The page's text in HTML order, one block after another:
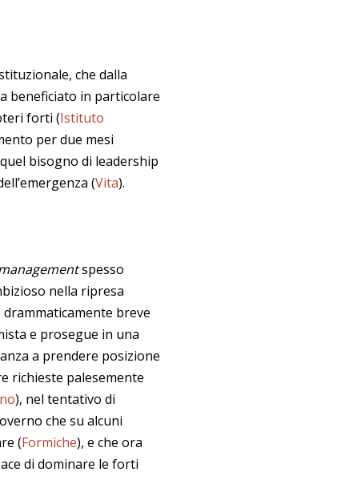
che dalla
beneficiato in particolare
forti (Istituto
per due mesi
bisogno di leadership
(Vita).
spesso
nella ripresa
breve
e prosegue in una
a prendere posizione
richieste palesemente
), nel tentativo di
che su alcuni
(Formiche), e che ora
di dominare le forti